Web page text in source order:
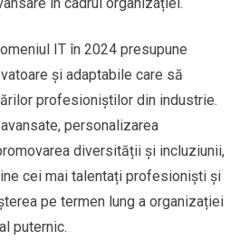
IT în 2024 presupune
și adaptabile care să
profesioniștilor din industrie.
personalizarea
diversității și incluziunii,
cei mai talentați profesioniști și
pe termen lung a organizației
puternic.